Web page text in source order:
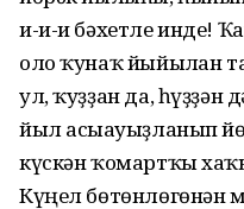
и-и-и бәхетле инде!
оло ҡунаҡ йыйыл­ған
ул, ҡуҙҙан да, һүҙҙән
йыл асығауыҙланып
күскән ҡомартҡы
Күңел бөтөнлөгөнән